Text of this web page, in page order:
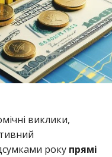
виклики,
року прямі